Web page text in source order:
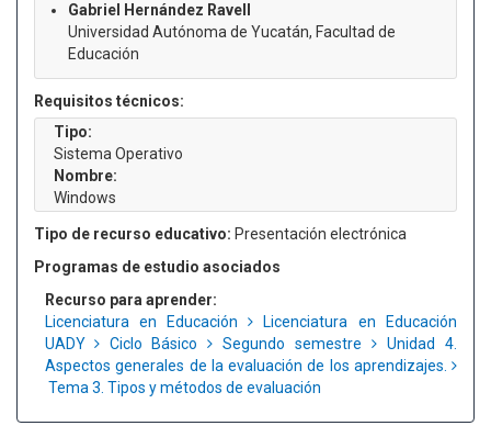
Gabriel Hernández Ravell
Universidad Autónoma de Yucatán, Facultad de
Educación
Requisitos técnicos:
Tipo:
Sistema Operativo
Nombre:
Windows
Tipo de recurso educativo: Presentación electrónica
Programas de estudio asociados
Recurso para aprender:
Licenciatura en Educación
Licenciatura en Educación
UADY
Ciclo Básico Segundo semestre
Unidad 4.
Aspectos generales de la evaluación de los aprendizajes.
Tema 3. Tipos y métodos de evaluación